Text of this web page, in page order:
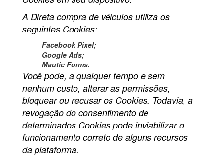
A Direta compra de véiculos utiliza os
seguintes Cookies:
Facebook Pixel;
Google Ads;
Mautic Forms.
Você pode, a qualquer tempo e sem
nenhum custo, alterar as permissões,
bloquear ou recusar os Cookies. Todavia, a
revogação do consentimento de
determinados Cookies pode inviabilizar o
funcionamento correto de alguns recursos
da plataforma.